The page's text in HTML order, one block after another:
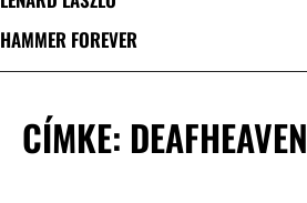
HAMMER FOREVER
CÍMKE: DEAFHEAVEN